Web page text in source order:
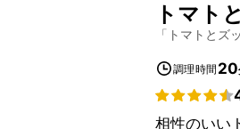
トマト
「 トマトとズ
調理時間 20
相性のいい